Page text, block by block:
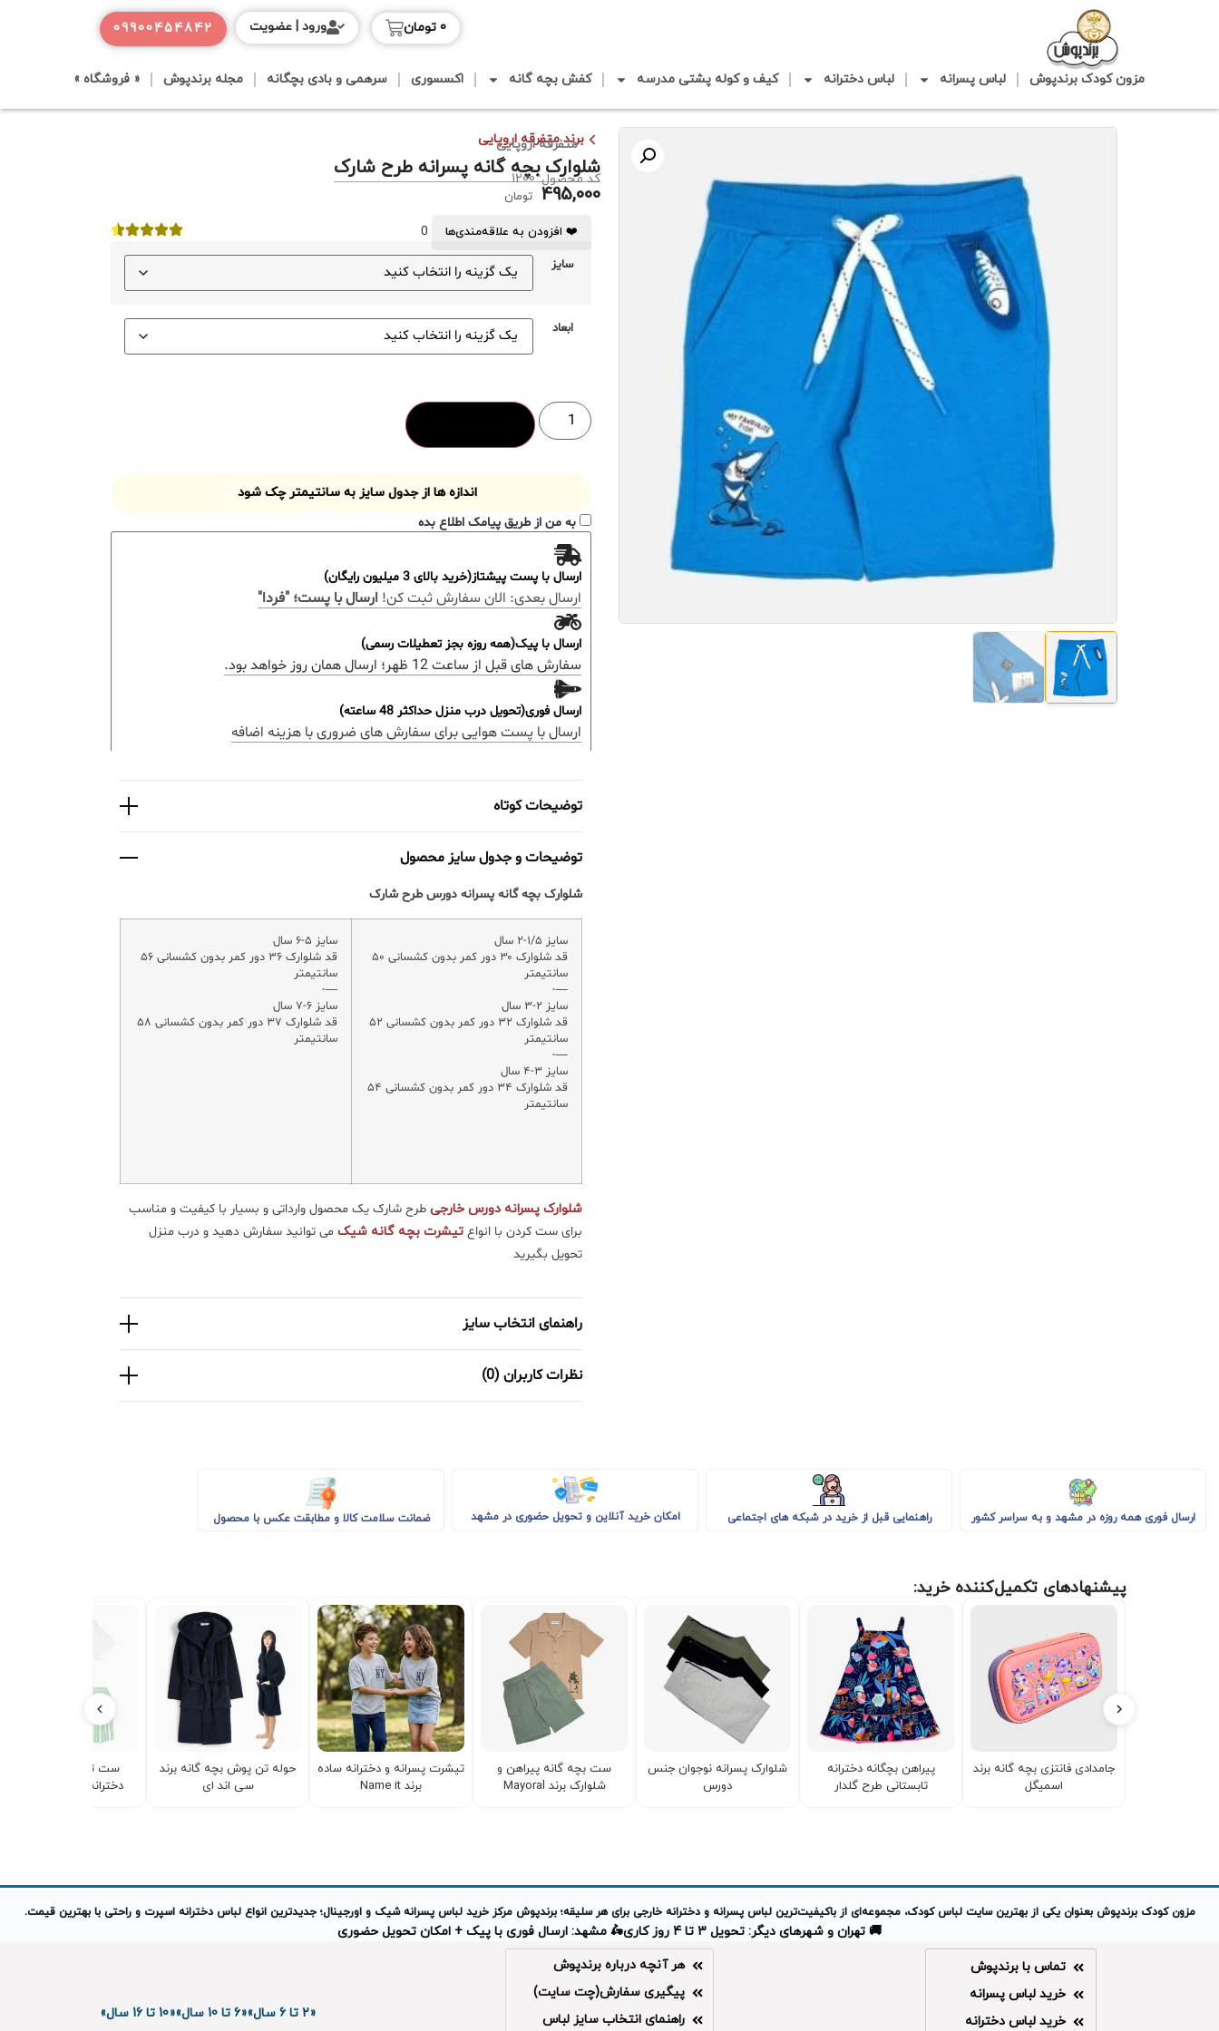
مزون کودک برندپوش لباس پسرانه لباس دخترانه کیف و کوله پشتی مدرسه کفش بچه گانه اکسسوری سرهمی و بادی بچگانه مجله برندپوش « فروشگاه »
0 تومان 09900454842 ورود | عضویت
برند متفرقه اروپایی
متفرقه اروپایی
شلوارک بچه گانه پسرانه طرح شارک
کد محصول: 1200
495,000 تومان
❤️ افزودن به علاقه‌مندی‌ها 0
سایز
ابعاد
اندازه ها از جدول سایز به سانتیمتر چک شود
به من از طریق پیامک اطلاع بده
ارسال با پست پیشتاز(خرید بالای 3 میلیون رایگان)
ارسال بعدی: الان سفارش ثبت کن! ارسال با پست؛ "فردا"
ارسال با پیک(همه روزه بجز تعطیلات رسمی)
سفارش های قبل از ساعت 12 ظهر؛ ارسال همان روز خواهد بود.
ارسال فوری(تحویل درب منزل حداکثر 48 ساعته)
ارسال با پست هوایی برای سفارش های ضروری با هزینه اضافه
توضیحات کوتاه
توضیحات و جدول سایز محصول
شلوارک بچه گانه پسرانه دورس طرح شارک
سایز ۱/۵-۲ سال
قد شلوارک ۳۰ دور کمر بدون کشسانی ۵۰
سانتیمتر
—-
سایز ۲-۳ سال
قد شلوارک ۳۲ دور کمر بدون کشسانی ۵۲
سانتیمتر
—-
سایز ۳-۴ سال
قد شلوارک ۳۴ دور کمر بدون کشسانی ۵۴
سانتیمتر
سایز ۵-۶ سال
قد شلوارک ۳۶ دور کمر بدون کشسانی ۵۶
سانتیمتر
—-
سایز ۶-۷ سال
قد شلوارک ۳۷ دور کمر بدون کشسانی ۵۸
سانتیمتر
شلوارک پسرانه دورس خارجی طرح شارک یک محصول وارداتی و بسیار با کیفیت و مناسب
برای ست کردن با انواع تیشرت بچه گانه شیک می توانید سفارش دهید و درب منزل
تحویل بگیرید
راهنمای انتخاب سایز
نظرات کاربران (0)
ارسال فوری همه روزه در مشهد و به سراسر کشور راهنمایی قبل از خرید در شبکه های اجتماعی امکان خرید آنلاین و تحویل حضوری در مشهد ضمانت سلامت کالا و مطابقت عکس با محصول
پیشنهادهای تکمیل‌کننده خرید:
جامدادی فانتزی بچه گانه برند
اسمیگل
پیراهن بچگانه دخترانه
تابستانی طرح گلدار
شلوارک پسرانه نوجوان جنس
دورس
ست بچه گانه پیراهن و
شلوارک برند Mayoral
تیشرت پسرانه و دخترانه ساده
برند Name it
حوله تن پوش بچه گانه برند
سی اند ای
ست تیشرت و شلوارک
دخترانه راحتی نخ و پنبه
مزون کودک برندپوش بعنوان یکی از بهترین سایت لباس کودک، مجموعه‌ای از باکیفیت‌ترین لباس پسرانه و دخترانه خارجی برای هر سلیقه؛ برندپوش مرکز خرید لباس پسرانه شیک و اورجینال؛ جدیدترین انواع لباس دخترانه اسپرت و راحتی با بهترین قیمت.
🚚 تهران و شهرهای دیگر: تحویل 3 تا 4 روز کاری 🛵 مشهد: ارسال فوری با پیک + امکان تحویل حضوری
تماس با برندپوش
خرید لباس پسرانه
خرید لباس دخترانه
هر آنچه درباره برندپوش
پیگیری سفارش(چت سایت)
راهنمای انتخاب سایز لباس
«2 تا 6 سال» «6 تا 10 سال» «10 تا 16 سال»